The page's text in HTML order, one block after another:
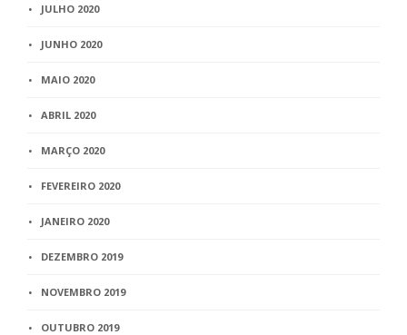
JULHO 2020
JUNHO 2020
MAIO 2020
ABRIL 2020
MARÇO 2020
FEVEREIRO 2020
JANEIRO 2020
DEZEMBRO 2019
NOVEMBRO 2019
OUTUBRO 2019